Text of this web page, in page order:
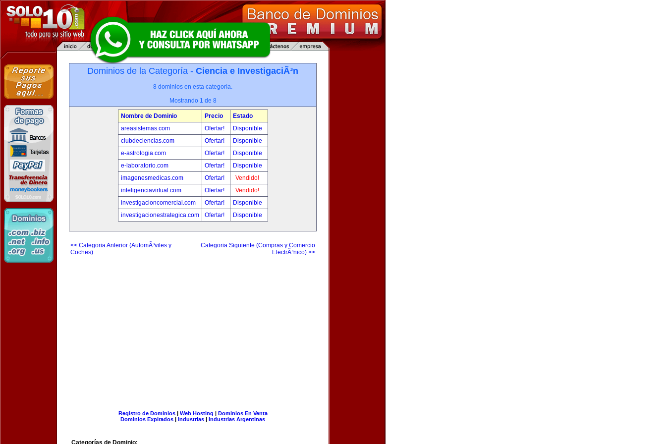
Dominios de la Categoría - Ciencia e InvestigaciÃ³n
8 dominios en esta categoría.
Mostrando 1 de 8
Nombre de Dominio Precio
Estado
areasistemas.com
Ofertar!
Disponible
clubdeciencias.com
Ofertar!
Disponible
e-astrologia.com
Ofertar!
Disponible
e-laboratorio.com
Ofertar!
Disponible
imagenesmedicas.com
Ofertar!
Vendido!
inteligenciavirtual.com
Ofertar!
Vendido!
investigacioncomercial.com
Ofertar!
Disponible
investigacionestrategica.com
Ofertar! Disponible
<< Categoria Anterior (AutomÃ³viles y
Coches)
Categoria Siguiente (Compras y Comercio
ElectrÃ³nico) >>
Registro de Dominios| Web Hosting | Dominios En Venta
Dominios Expirados | Industrias | Industrias Argentinas
Categorías de Dominio: